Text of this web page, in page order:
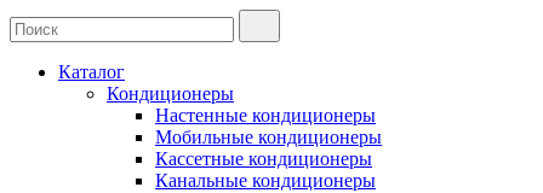
Каталог
Кондиционеры
Настенные кондиционеры
Мобильные кондиционеры
Кассетные кондиционеры
Канальные кондиционеры